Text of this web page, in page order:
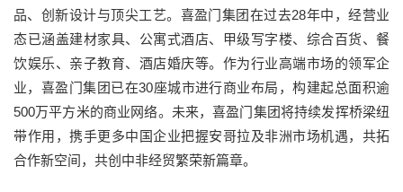
品、创新设计与顶尖工艺。喜盈门集团在过去28年中，经营业
态已涵盖建材家具、公寓式酒店、甲级写字楼、综合百货、餐
饮娱乐、亲子教育、酒店婚庆等。作为行业高端市场的领军企
业，喜盈门集团已在30座城市进行商业布局，构建起总面积逾
500万平方米的商业网络。未来，喜盈门集团将持续发挥桥梁纽
带作用，携手更多中国企业把握安哥拉及非洲市场机遇，共拓
合作新空间，共创中非经贸繁荣新篇章。